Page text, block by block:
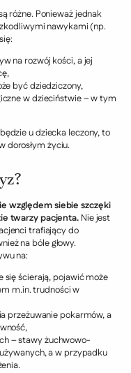
różne. Ponieważ jednak
nawykami (np.
na rozwój kości, a jej
być dziedziczony,
w dzieciństwie – w tym
u dziecka leczony, to
dorosłym życiu.
względem siebie szczęki
twarzy pacjenta. Nie jest
trafiający do
na bóle głowy.
na:
się ścierają, pojawić może
m.in. trudności w
przeżuwanie pokarmów, a
– stawy żuchwowo-
a w przypadku